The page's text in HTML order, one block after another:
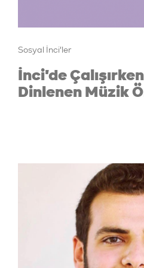
Sosyal İnci'ler
İnci'de
Dinlenen Müzik